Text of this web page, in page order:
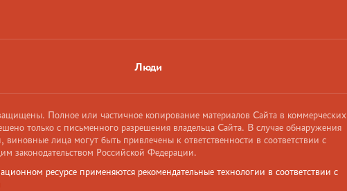
Люди
Полное или частичное копирование материалов Сайта в коммерческих
только с письменного разрешения владельца Сайта. В случае обнаружения
виновные лица могут быть привлечены к ответственности в соответствии с
законодательством Российской Федерации.
ресурсе применяются рекомендательные технологии в соответствии с